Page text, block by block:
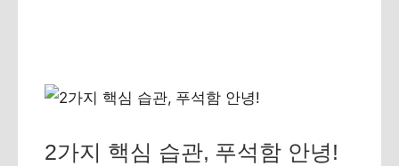
2가지 핵심 습관, 푸석함 안녕!